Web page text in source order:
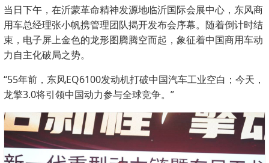
当日下午，在沂蒙革命精神发源地临沂国际会展中心，东风商
用车总经理张小帆携管理团队揭开发布会序幕。随着倒计时结
束，电子屏上金色的龙形图腾腾空而起，象征着中国商用车动
力自主化破局之势。
“55年前，东风EQ6100发动机打破中国汽车工业空白；今天，
龙擎3.0将引领中国动力参与全球竞争。”